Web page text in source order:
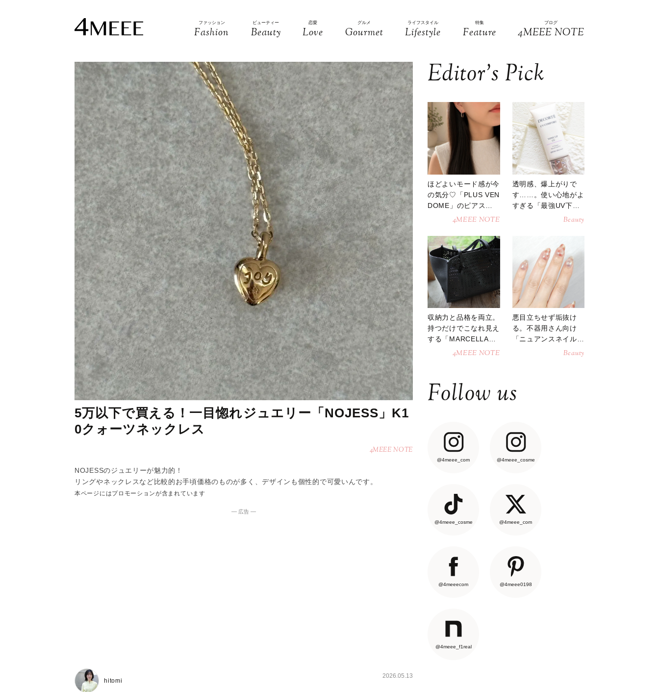
ファッション
Fashion
ビューティー
Beauty
恋愛
Love
グルメ
Gourmet
ライフスタイル
Lifestyle
特集
Feature
ブログ
4MEEE NOTE
5万以下で買える！一目惚れジュエリー「NOJESS」K1
0クォーツネックレス
4MEEE NOTE
NOJESSのジュエリーが魅力的！
リングやネックレスなど比較的お手頃価格のものが多く、デザインも個性的で可愛いんです。
本ページにはプロモーションが含まれています
― 広告 ―
hitomi
2026.05.13
Editor’s Pick
ほどよいモード感が今
の気分♡「PLUS VEN
DOME」のピアスが
4MEEE NOTE
透明感、爆上がりで
す……。使い心地がよ
すぎる「最強UV下
Beauty
収納力と品格を両立。
持つだけでこなれ見え
する「MARCELLAト
ートバッグ」4MEEE NOTE
悪目立ちせず垢抜け
る。不器用さん向け
「ニュアンスネイル」
Beauty
Follow us
@4meee_com @4meee_cosme
@4meee_cosme @4meee_com
@4meeecom @4meee0198
@4meee_f1real